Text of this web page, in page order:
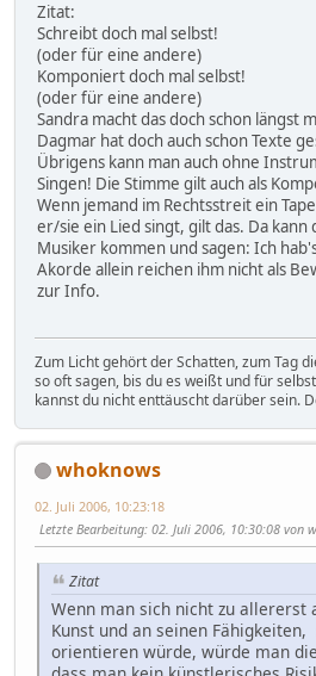
Zitat:
Schreibt doch mal selbst!
(oder für eine andere)
Komponiert doch mal selbst!
(oder für eine andere)
Sandra macht das doch schon längst
Dagmar hat doch auch schon Texte
Übrigens kann man auch ohne
Singen! Die Stimme gilt auch als
Wenn jemand im Rechtsstreit ein
er/sie ein Lied singt, gilt das. Da kann
Musiker kommen und sagen: Ich
Akorde allein reichen ihm nicht als
zur Info.
Zum Licht gehört der Schatten, zum Tag
so oft sagen, bis du es weißt und für
kannst du nicht enttäuscht darüber sein.
whoknows
02. Juli 2006, 10:23:18
Letzte Bearbeitung: 02. Juli 2006, 10:30:08 von
Zitat
Wenn man sich nicht zu allererst
Kunst und an seinen
orientieren würde, würde man